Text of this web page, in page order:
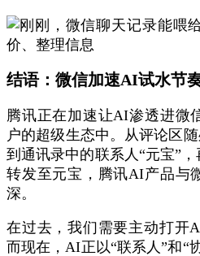
结语：微信加速AI试水节
腾讯正在加速让AI渗透进微
户的超级生态中。从评论区
到通讯录中的联系人“元宝”
转发至元宝，腾讯AI产品与
深。
在过去，我们需要主动打开
而现在，AI正以“联系人”和“